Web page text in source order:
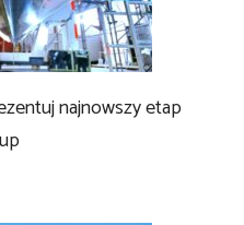
najnowszy etap